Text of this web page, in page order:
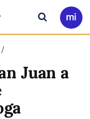
Ir
a
Buscar
Juan a